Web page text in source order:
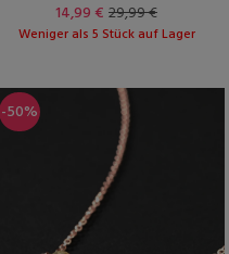
14,99 € 29,99 €
Weniger als 5 Stück auf Lager
-50%